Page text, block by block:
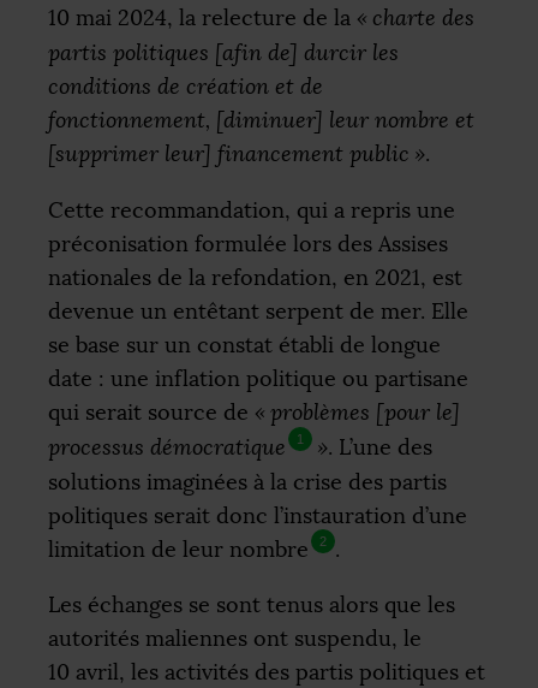
10 mai 2024, la relecture de la « charte des
partis politiques [afin de] durcir les
conditions de création et de
fonctionnement, [diminuer] leur nombre et
[supprimer leur] financement public ».
Cette recommandation, qui a repris une
préconisation formulée lors des Assises
nationales de la refondation, en 2021, est
devenue un entêtant serpent de mer. Elle
se base sur un constat établi de longue
date : une inflation politique ou partisane
qui serait source de « problèmes [pour le]
processus démocratique
1 ». L’une des
solutions imaginées à la crise des partis
politiques serait donc l’instauration d’une
limitation de leur nombre
2 .
Les échanges se sont tenus alors que les
autorités maliennes ont suspendu, le
10 avril, les activités des partis politiques et